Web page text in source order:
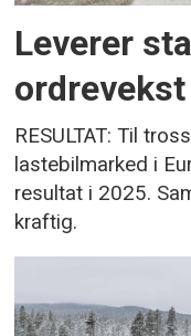
Leverer
ordrevekst
RESULTAT: Til
lastebilmarked i
resultat i 2025.
kraftig.